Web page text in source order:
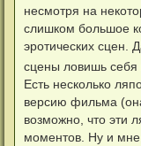
несмотря на
слишком большое
эротических сцен.
сцены ловишь
Есть несколько
версию фильма
возможно, что эти
моментов. Ну и